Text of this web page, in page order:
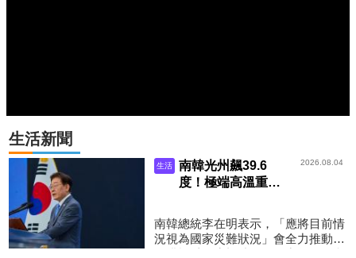
生活新聞
生活
南韓光州飆39.6
度！極端高溫重大
在明：已是國家災
難
2026.08.04
南韓總統李在明表示，「應將目前情
況視為國家災難狀況」會全力推動必